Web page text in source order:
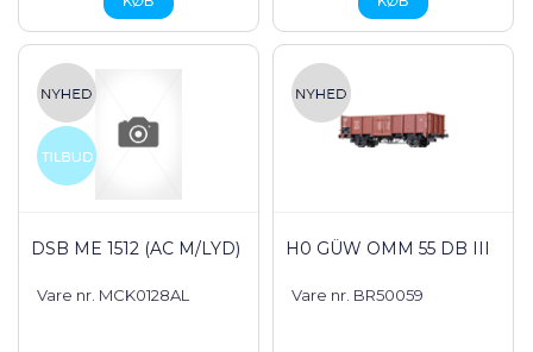
DSB ME 1512 (AC M/LYD)
Vare nr. MCK0128AL
H0 GÜW OMM 55 DB III
Vare nr. BR50059